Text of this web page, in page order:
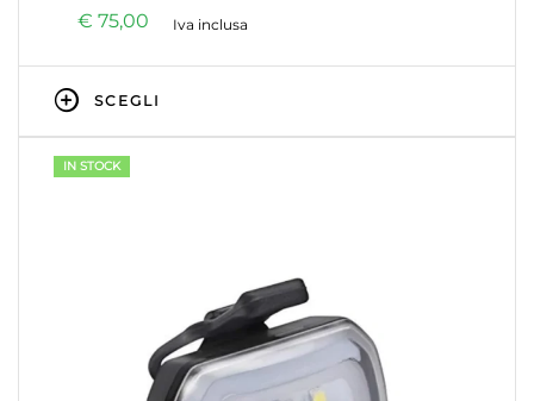
€ 75,00 Iva inclusa
SCEGLI
IN STOCK